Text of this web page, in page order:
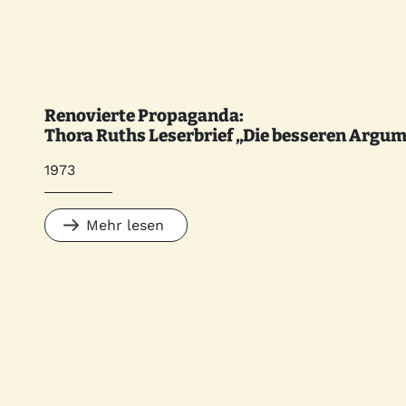
Renovierte Propaganda:
Thora Ruths Leserbrief „Die besseren
1973
Mehr lesen